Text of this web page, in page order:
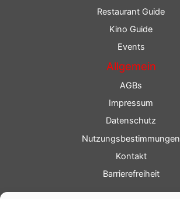
Restaurant Guide
Kino Guide
Events
Allgemein
AGBs
Impressum
Datenschutz
Nutzungsbestimmungen
Kontakt
Barrierefreiheit